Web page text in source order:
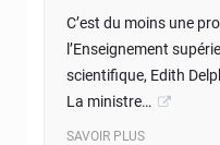
C’est du moins une
l’Enseignement
scientifique, Edith
La ministre…
SAVOIR PLUS